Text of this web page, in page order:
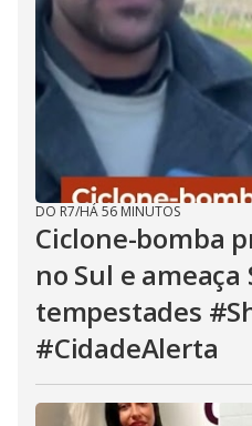
DO R7/HÁ 56 MINUTOS
Ciclone-bomba
no Sul e
tempestades
#CidadeAlerta